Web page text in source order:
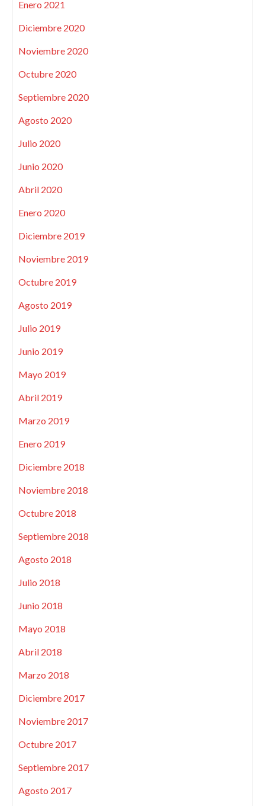
Enero 2021
Diciembre 2020
Noviembre 2020
Octubre 2020
Septiembre 2020
Agosto 2020
Julio 2020
Junio 2020
Abril 2020
Enero 2020
Diciembre 2019
Noviembre 2019
Octubre 2019
Agosto 2019
Julio 2019
Junio 2019
Mayo 2019
Abril 2019
Marzo 2019
Enero 2019
Diciembre 2018
Noviembre 2018
Octubre 2018
Septiembre 2018
Agosto 2018
Julio 2018
Junio 2018
Mayo 2018
Abril 2018
Marzo 2018
Diciembre 2017
Noviembre 2017
Octubre 2017
Septiembre 2017
Agosto 2017